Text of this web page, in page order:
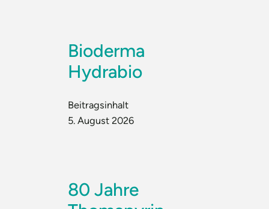
Bioderma
Hydrabio
Beitragsinhalt
5. August 2026
80 Jahre